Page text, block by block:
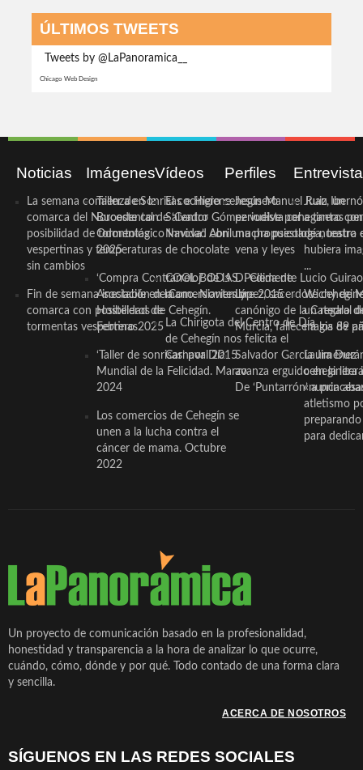
ÚLTIMOS TWEETS
Tweets by @LaPanoramica__
Chicago Web Design
Noticias
La semana comienza en la
comarca del Noroeste con
posibilidad de tormentas
vespertinas y temperaturas
sin cambios
Fin de semana inestable en la
comarca con posibilidad de
tormentas vespertinas
Imágenes
Taller de Sonrisas e Higiene
Bucodental de ‘Centro
Odontológico Innova’. Abril
2025
‘Compra Contrarreloj’ de la
Asociación de Comerciantes y
Hosteleros de Cehegín.
Febrero 2025
‘Taller de sonrisas’ por Día
Mundial de la Felicidad. Marzo
2024
Los comercios de Cehegín se
unen a la lucha contra el
cáncer de mama. Octubre
2022
Vídeos
El cocinero ceheginero
Salvador Gómez vuelve por
Navidad con una propuesta
de chocolate
COOL BODAS. Pedida de
mano. Noviembre 2015
La Chirigota del Centro de Día
de Cehegín nos felicita el
Carnaval 2015
Perfiles
Jesús Manuel Ruiz, un
periodista ceheginero con
mucha psicología, teatro
vena y leyes
D. Clemente Lucio Guirao
López, sacerdote
canónigo de la Catedral
Murcia, fallece a los 89
Salvador García Jiménez
avanza erguido en la
De ‘Puntarrón’ a
Juan
a tantas
de nuestra
hubiera
...
Wichy de
un regalo
magia de
Laura
ceheginera
«nunca
atletismo
para
Un proyecto de comunicación basado en la profesionalidad,
honestidad y transparencia a la hora de analizar lo que ocurre,
cuándo, cómo, dónde y por qué. Todo contado de una forma clara
y sencilla.
ACERCA DE NOSOTROS
SÍGUENOS EN LAS REDES SOCIALES